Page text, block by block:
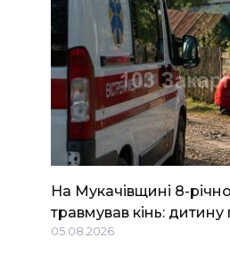
На Мукачівщині 8-
травмував кінь: дитину
05.08.2026